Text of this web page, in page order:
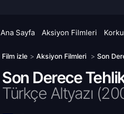
Ana Sayfa Aksiyon Filmleri
Film izle > Aksiyon Filmleri > Son
Son Derece
Türkçe Altyazı (